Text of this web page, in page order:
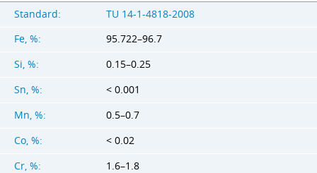
Standard:
TU 14-1-4818-2008
Fe, %:
95.722–96.7
Si, %:
0.15–0.25
Sn, %:
< 0.001
Mn, %:
0.5–0.7
Co, %:
< 0.02
Cr, %:
1.6–1.8